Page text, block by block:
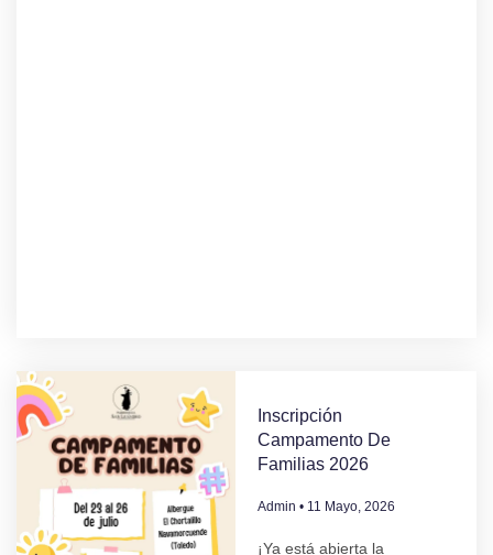
Inscripción
Campamento De
Familias 2026
Admin 11 Mayo, 2026
¡Ya está abierta la